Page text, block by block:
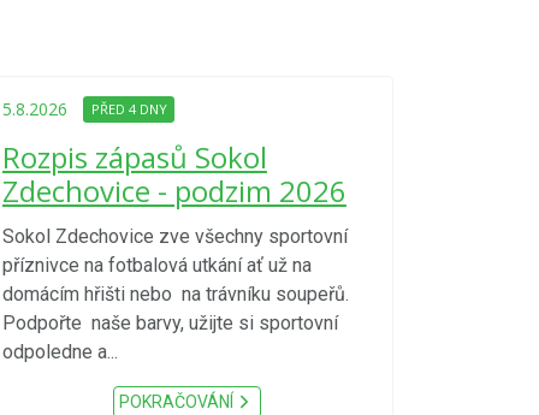
5.8.2026 PŘED 4 DNY
Rozpis zápasů Sokol
Zdechovice - podzim 2026
Sokol Zdechovice zve všechny sportovní
příznivce na fotbalová utkání ať už na
domácím hřišti nebo na trávníku soupeřů.
Podpořte naše barvy, užijte si sportovní
odpoledne a...
POKRAČOVÁNÍ